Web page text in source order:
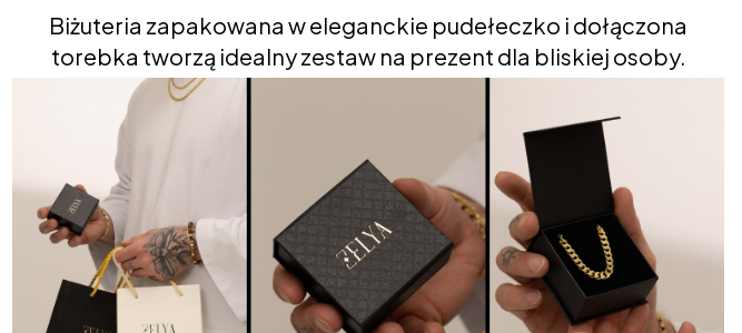
Biżuteria zapakowana w eleganckie pudełeczko i dołączona
torebka tworzą idealny zestaw na prezent dla bliskiej osoby.